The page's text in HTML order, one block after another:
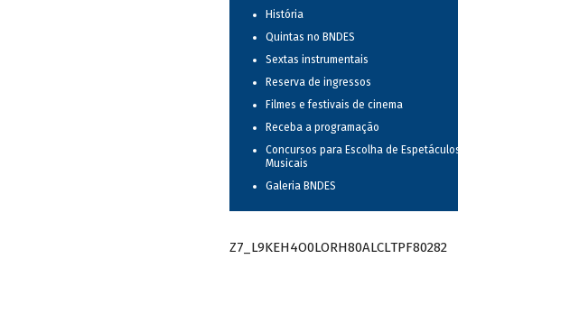
História
Quintas no BNDES
Sextas instrumentais
Reserva de ingressos
Filmes e festivais de cinema
Receba a programação
Concursos para Escolha de Espetáculos
Musicais
Galeria BNDES
Z7_L9KEH4O0LORH80ALCLTPF80282